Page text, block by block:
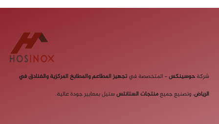
شركة حوسينكس– المتخصصة في تجهيز المطاعم والمطابخ المركزية والفنادق في
الرياض، وتصنيع جميعمنتجات الستانلس ستيل بمعايير جودة عالية.